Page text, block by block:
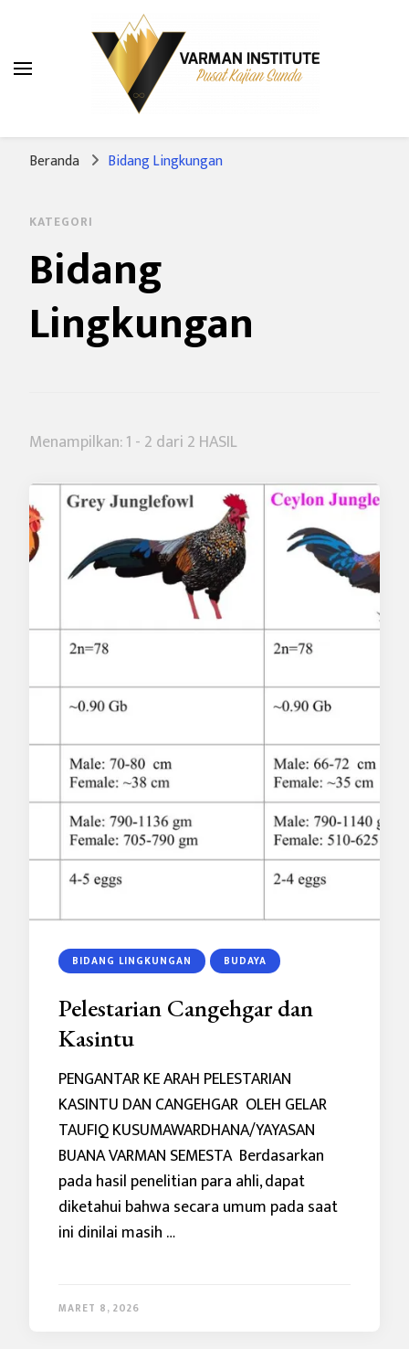
Varman Institute
Pusat Kajian Sunda
Beranda Bidang Lingkungan
KATEGORI
Bidang
Lingkungan
Menampilkan: 1 - 2 dari 2 HASIL
BIDANG LINGKUNGAN BUDAYA
Pelestarian Cangehgar dan
Kasintu
PENGANTAR KE ARAH PELESTARIAN
KASINTU DAN CANGEHGAR OLEH GELAR
TAUFIQ KUSUMAWARDHANA/YAYASAN
BUANA VARMAN SEMESTA Berdasarkan
pada hasil penelitian para ahli, dapat
diketahui bahwa secara umum pada saat
ini dinilai masih …
MARET 8, 2026